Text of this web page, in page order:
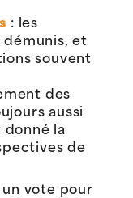
: les
démunis, et
souvent
des
aussi
la
de
un vote pour